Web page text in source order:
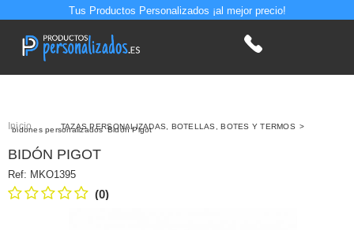
Tus Productos Personalizados ¡al mejor precio!
Inicio TAZAS PERSONALIZADAS, BOTELLAS, BOTES Y TERMOS >
bidones personalizados Bidón Pigot
BIDÓN PIGOT
Ref: MKO1395
(0)